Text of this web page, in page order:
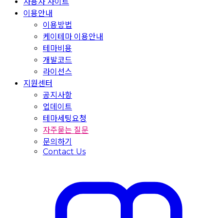
이용안내
이용방법
케이테마 이용안내
테마비용
개발코드
라이선스
지원센터
공지사항
업데이트
테마세팅요청
자주묻는 질문
문의하기
Contact Us